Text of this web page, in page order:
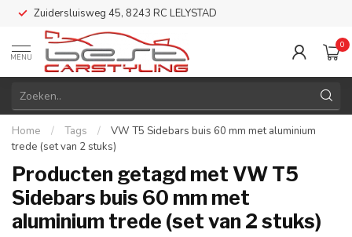
Zuidersluisweg 45, 8243 RC LELYSTAD
MENU
0
Home / Tags /
VW T5 Sidebars buis 60 mm met aluminium
trede (set van 2 stuks)
Producten getagd met VW T5
Sidebars buis 60 mm met
aluminium trede (set van 2 stuks)